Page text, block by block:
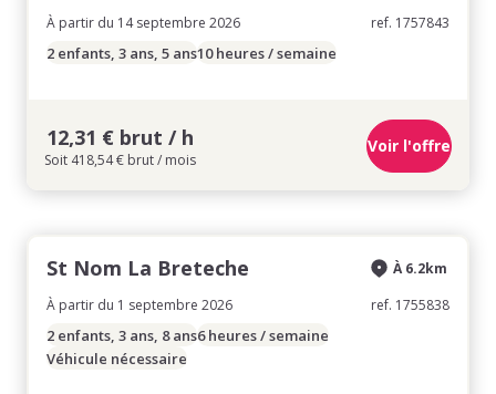
À partir du 14 septembre 2026
ref. 1757843
2 enfants, 3 ans, 5 ans10 heures / semaine
12,31 € brut / h
Soit 418,54 € brut / mois
Voir l'offre
St Nom La Breteche
À partir du 1 septembre 2026
À 6.2km
ref. 1755838
2 enfants, 3 ans, 8 ans6 heures / semaine
Véhicule nécessaire